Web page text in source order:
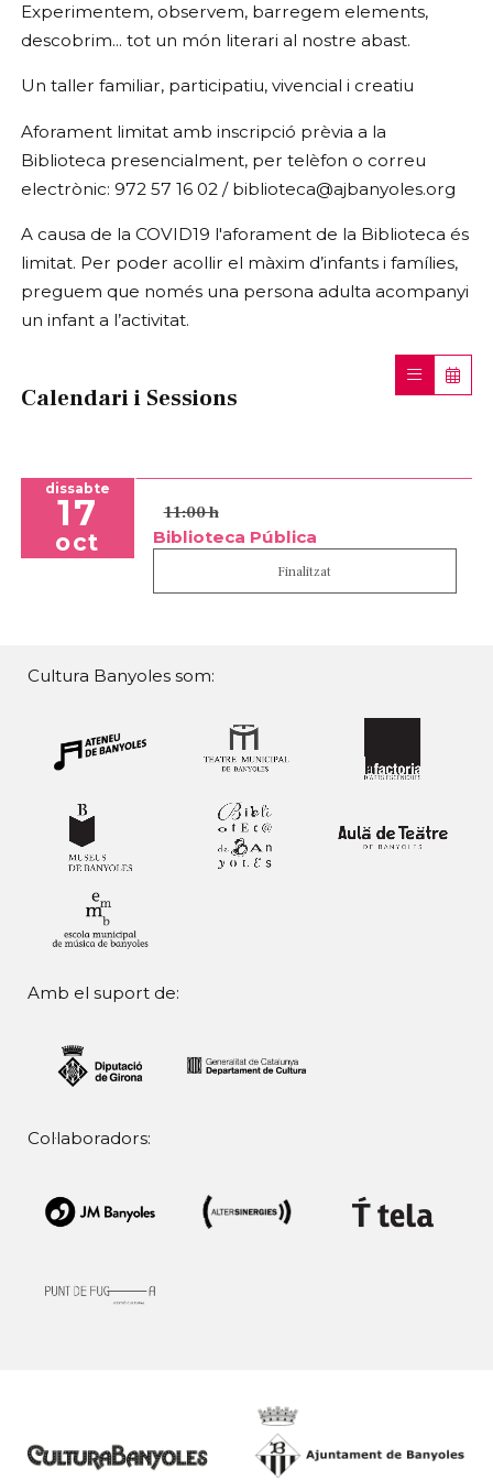
Experimentem, observem, barregem elements,
descobrim... tot un món literari al nostre abast.
Un taller familiar, participatiu, vivencial i creatiu
Aforament limitat amb inscripció prèvia a la
Biblioteca presencialment, per telèfon o correu
electrònic: 972 57 16 02 / biblioteca@ajbanyoles.org
A causa de la COVID19 l'aforament de la Biblioteca és
limitat. Per poder acollir el màxim d’infants i famílies,
preguem que només una persona adulta acompanyi
un infant a l’activitat.
Calendari i Sessions
dissabte
17
oct
11:00 h
Biblioteca Pública
Finalitzat
Cultura Banyoles som:
Amb el suport de:
Col·laboradors: